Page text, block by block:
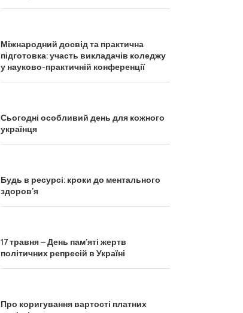
Міжнародний досвід та практична
підготовка: участь викладачів коледжу
у науково-практичній конференції
Сьогодні особливий день для кожного
українця
Будь в ресурсі: кроки до ментального
здоров’я
17 травня – День пам’яті жертв
політичних репресій в Україні
Про коригування вартості платних